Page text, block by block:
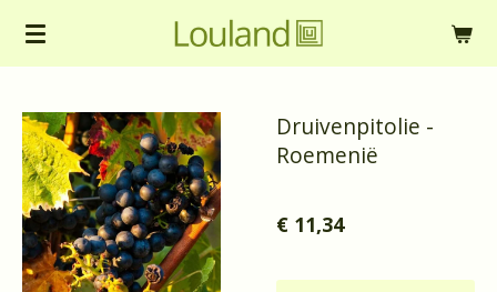
Ga
de
hoofdinhoud
Druivenpitolie -
Roemenië
€ 11,34